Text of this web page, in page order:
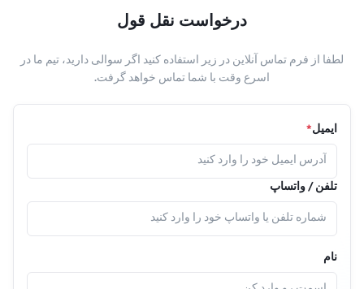
درخواست نقل قول
لطفا از فرم تماس آنلاین در زیر استفاده کنید اگر سوالی دارید، تیم ما در
اسرع وقت با شما تماس خواهد گرفت.
ایمیل*
تلفن / واتساپ
نام